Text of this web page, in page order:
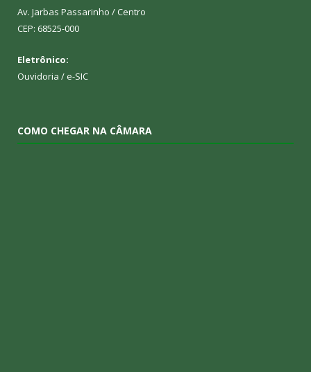
Av. Jarbas Passarinho / Centro
CEP: 68525-000
Eletrônico:
Ouvidoria / e-SIC
COMO CHEGAR NA CÂMARA